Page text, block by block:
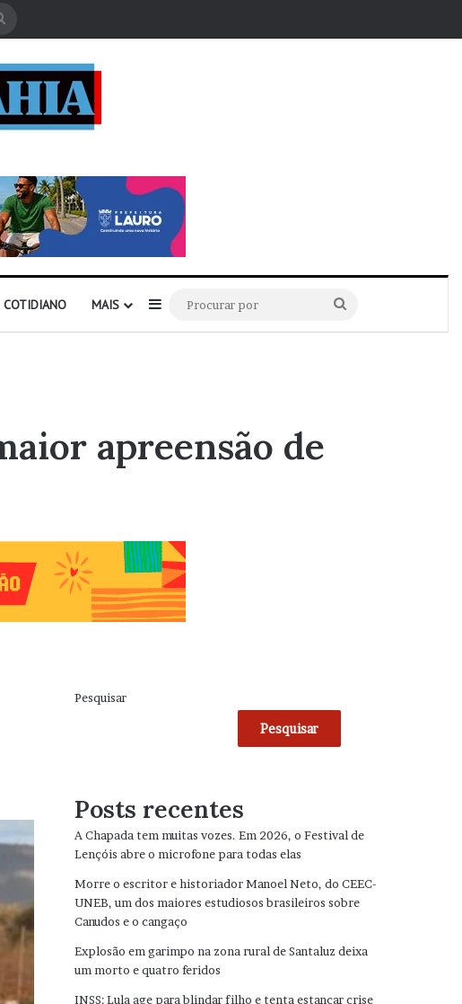
COTIDIANO MAIS Barra Lateral
por
apreensão de
Pesquisar
Pesquisar
Posts recentes
A Chapada tem muitas vozes. Em 2026, o Festival de
Lençóis abre o microfone para todas elas
Morre o escritor e historiador Manoel Neto, do CEEC-
UNEB, um dos maiores estudiosos brasileiros sobre
Canudos e o cangaço
Explosão em garimpo na zona rural de Santaluz deixa
um morto e quatro feridos
INSS: Lula age para blindar filho e tenta estancar crise